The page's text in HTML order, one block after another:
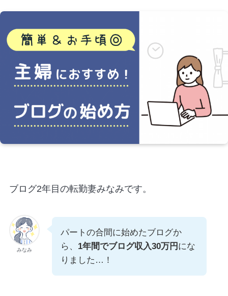
ブログ2年目の転勤妻みなみです。
みなみ
パートの合間に始めたブログか
ら、 1年間でブログ収入30万円 にな
りました…！